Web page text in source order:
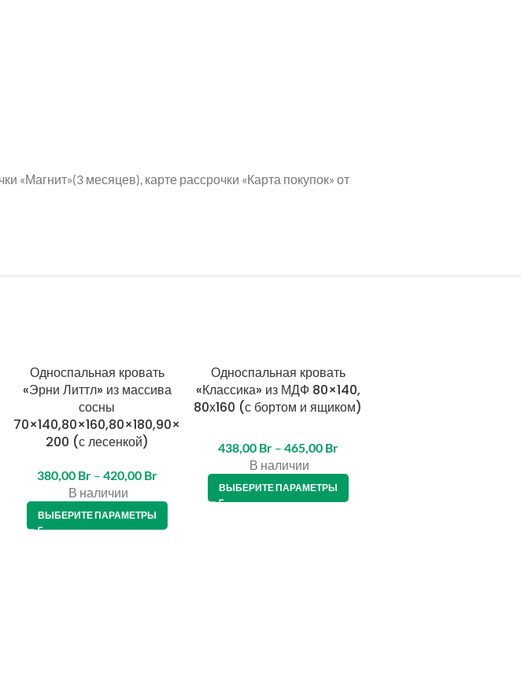
«Магнит»(3 месяцев), карте рассрочки «Карта покупок» от
Односпальная кровать
«Эрни Литтл» из массива
сосны
70×140,80×160,80×180,90×
200 (с лесенкой)
380,00 Br – 420,00 Br
В наличии
ВЫБЕРИТЕ ПАРАМЕТРЫ
Односпальная кровать
«Классика» из МДФ 80×140,
80х160 (с бортом и ящиком)
438,00 Br – 465,00 Br
В наличии
ВЫБЕРИТЕ ПАРАМЕТРЫ